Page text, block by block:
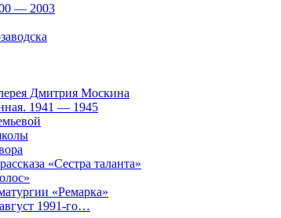
— 2003
Дмитрия Москина
1941 — 1945
«Сестра таланта»
«Ремарка»
1991-го…